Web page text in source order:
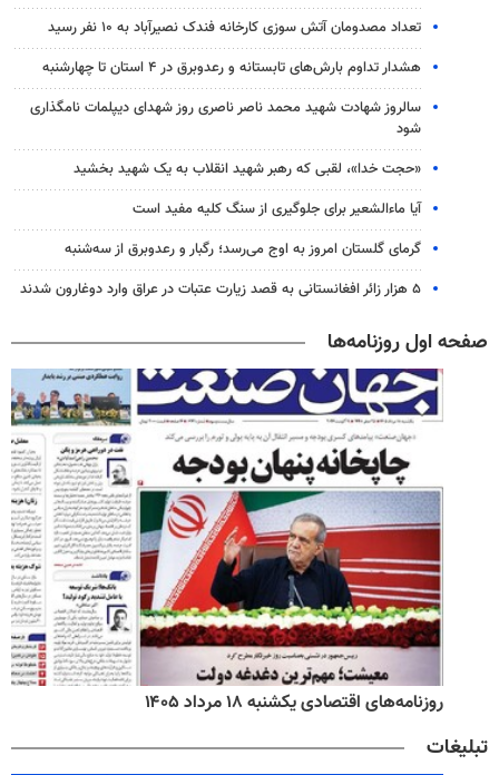
تعداد مصدومان آتش سوزی کارخانه فندک نصیرآباد به ۱۰ نفر رسید
هشدار تداوم بارش‌های تابستانه و رعدوبرق در ۴ استان تا چهارشنبه
سالروز شهادت شهید محمد ناصر ناصری روز شهدای دیپلمات نامگذاری
شود
«حجت خدا»، لقبی که رهبر شهید انقلاب به یک شهید بخشید
آیا ماءالشعیر برای جلوگیری از سنگ کلیه مفید است
گرمای گلستان امروز به اوج می‌رسد؛ رگبار و رعدوبرق از سه‌شنبه
۵ هزار زائر افغانستانی به قصد زیارت عتبات در عراق وارد دوغارون شدند
صفحه اول روزنامه‌ها
روزنامه‌های اقتصادی یکشنبه ۱۸ مرداد ۱۴۰۵
تبلیغات